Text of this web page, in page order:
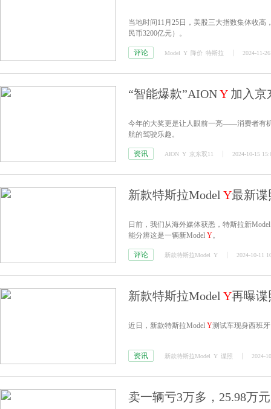
当地时间11月25日，美股三大指数集体收
民币3200亿元）。
评论 Model Y 降价 特斯拉 2024-11-
“智能爆款”AIONY加入京
今年的大奖更是让人眼前一亮——消费者有
航的驾驶乐趣。
资讯 AION Y 京东双11 2024-10-15
新款特斯拉Model Y最新谍
日前，我们从海外媒体获悉，特斯拉新
能分辨这是一辆新Model Y。
评论 新款特斯拉Model Y 2024-10-11
新款特斯拉Model Y再曝谍
近日，新款特斯拉Model Y测试车现身西班
资讯 新款特斯拉Model Y 谍照 2024-
卖一辆亏3万多，25.98万